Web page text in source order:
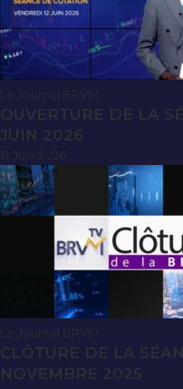
Le Journal BRVM
OUVERTURE DE LA
JUIN 2026
Le Journal BRVM
CLÔTURE DE LA
NOVEMBRE 2025